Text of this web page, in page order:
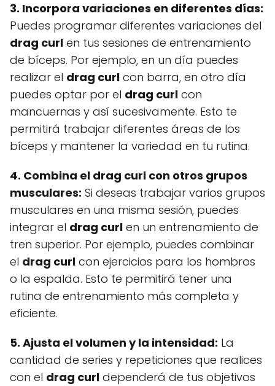
3. Incorpora variaciones en diferentes días:
Puedes programar diferentes variaciones del
drag curl en tus sesiones de entrenamiento
de bíceps. Por ejemplo, en un día puedes
realizar el drag curl con barra, en otro día
puedes optar por el drag curl con
mancuernas y así sucesivamente. Esto te
permitirá trabajar diferentes áreas de los
bíceps y mantener la variedad en tu rutina.
4. Combina el drag curl con otros grupos
musculares: Si deseas trabajar varios grupos
musculares en una misma sesión, puedes
integrar el drag curl en un entrenamiento de
tren superior. Por ejemplo, puedes combinar
el drag curl con ejercicios para los hombros
o la espalda. Esto te permitirá tener una
rutina de entrenamiento más completa y
eficiente.
5. Ajusta el volumen y la intensidad: La
cantidad de series y repeticiones que realices
con el drag curl dependerá de tus objetivos